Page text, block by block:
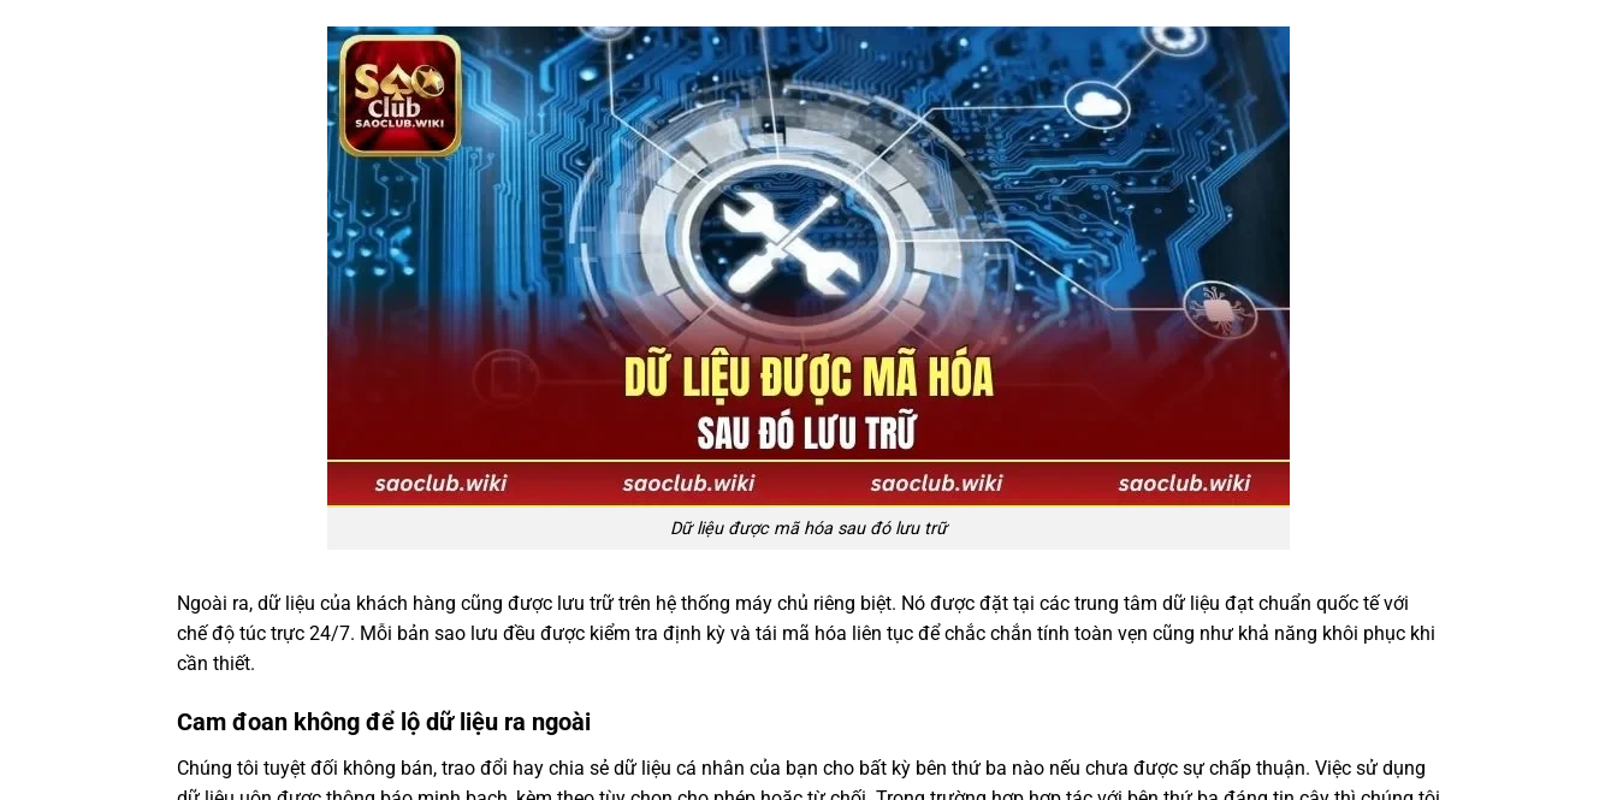
Dữ liệu được mã hóa sau đó lưu trữ
Ngoài ra, dữ liệu của khách hàng cũng được lưu trữ trên hệ thống máy chủ riêng biệt. Nó được đặt tại các trung tâm dữ liệu đạt chuẩn quốc tế với
chế độ túc trực 24/7. Mỗi bản sao lưu đều được kiểm tra định kỳ và tái mã hóa liên tục để chắc chắn tính toàn vẹn cũng như khả năng khôi phục khi
cần thiết.
Cam đoan không để lộ dữ liệu ra ngoài
Chúng tôi tuyệt đối không bán, trao đổi hay chia sẻ dữ liệu cá nhân của bạn cho bất kỳ bên thứ ba nào nếu chưa được sự chấp thuận. Việc sử dụng